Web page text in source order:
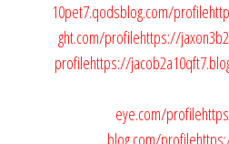
10pet7.qodsblog.com/profile
ght.com/profilehttps://
profilehttps://
eye.com/profile
blog.com/profile